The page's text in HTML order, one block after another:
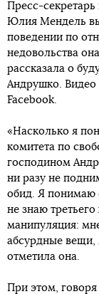
Пресс-
Юлия Мендель
поведении по
недовольства
рассказала о
Андрушко. Видео
Faceboоk.
«Насколько я
комитета по
господином
ни разу не
обид. Я понимаю
не знаю
манипуляция:
абсурдные вещи,
отметила она.
При этом,